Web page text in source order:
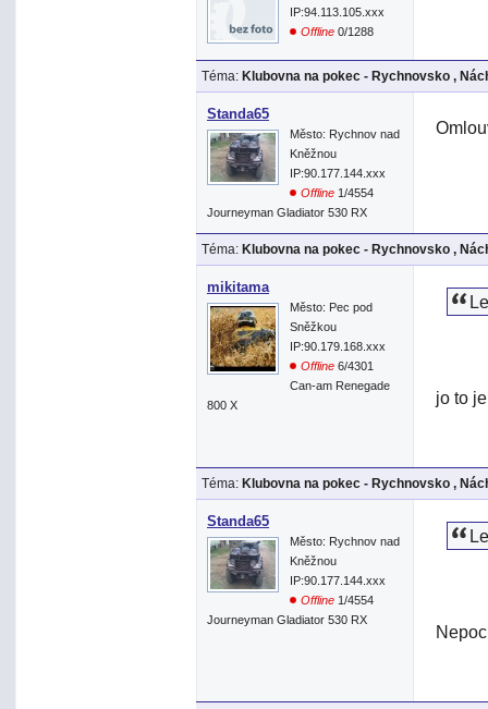
IP:94.113.105.xxx
Offline 0/1288
Téma: Klubovna na pokec - Rychnovsko ,
Standa65
Město: Rychnov nad
Kněžnou
IP:90.177.144.xxx
Offline 1/4554
Journeyman Gladiator 530 RX
Téma: Klubovna na pokec - Rychnovsko ,
mikitama
Město: Pec pod
Sněžkou
IP:90.179.168.xxx
Offline 6/4301
Can-am Renegade
800 X
jo to
Téma: Klubovna na pokec - Rychnovsko ,
Standa65
Město: Rychnov nad
Kněžnou
IP:90.177.144.xxx
Offline 1/4554
Journeyman Gladiator 530 RX